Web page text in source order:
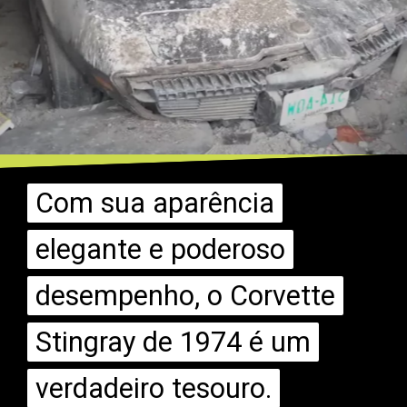
Com sua aparência
elegante e poderoso
desempenho, o Corvette
Stingray de 1974 é um
verdadeiro tesouro.
Com sua aparência
elegante e poderoso
desempenho, o Corvette
Stingray de 1974 é um
verdadeiro tesouro.